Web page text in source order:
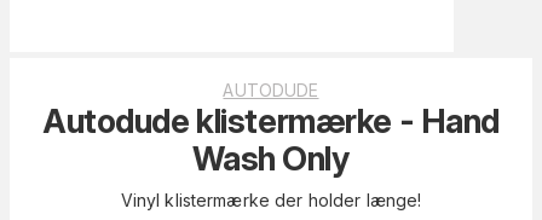
AUTODUDE
Autodude klistermærke - Hand
Wash Only
Vinyl klistermærke der holder længe!